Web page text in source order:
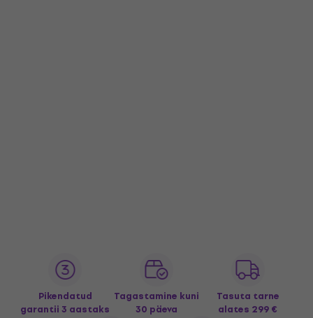
Pikendatud
garantii 3 aastaks
Tagastamine kuni
30 päeva
Tasuta tarne
alates 299 €